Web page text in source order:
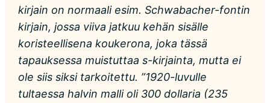
kirjain on normaali esim. Schwabacher-fontin
kirjain, jossa viiva jatkuu kehän sisälle
koristeellisena koukerona, joka tässä
tapauksessa muistuttaa s-kirjainta, mutta ei
ole siis siksi tarkoitettu. ”1920-luvulle
tultaessa halvin malli oli 300 dollaria (235